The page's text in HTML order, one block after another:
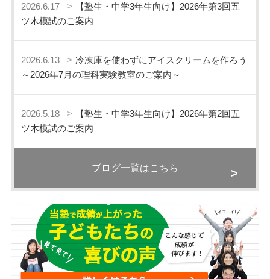
2026.6.17
【塾生・中学3年生向け】2026年第3回五
ツ木模試のご案内
2026.6.13
冷凍庫を使わずにアイスクリームを作ろう
～2026年7月の理科実験教室のご案内～
2026.5.18
【塾生・中学3年生向け】2026年第2回五
ツ木模試のご案内
ブログ一覧はこちら